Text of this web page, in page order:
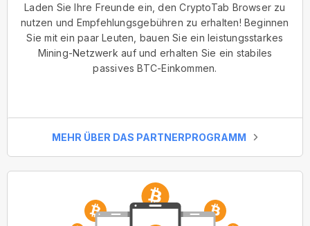
Laden Sie Ihre Freunde ein, den CryptoTab Browser zu
nutzen und Empfehlungsgebühren zu erhalten! Beginnen
Sie mit ein paar Leuten, bauen Sie ein leistungsstarkes
Mining-Netzwerk auf und erhalten Sie ein stabiles
passives BTC-Einkommen.
MEHR ÜBER DAS PARTNERPROGRAMM